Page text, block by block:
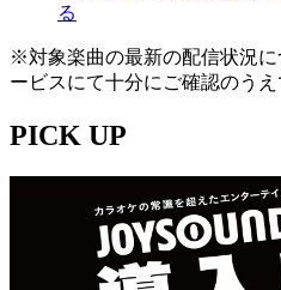
る
※対象楽曲の最新の配信状況
ービスにて十分にご確認のうえ
PICK UP